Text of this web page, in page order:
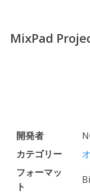
MixPad
開発者
カテゴリー
フォーマッ
ト